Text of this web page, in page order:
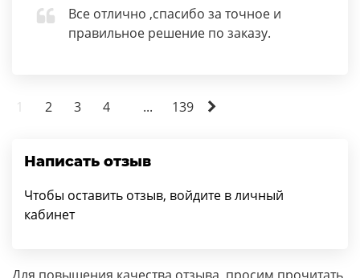
Все отлично ,спасибо за точное и
правильное решение по заказу.
1 2 3 4 ... 139
Написать отзыв
Чтобы оставить отзыв, войдите в личный
кабинет